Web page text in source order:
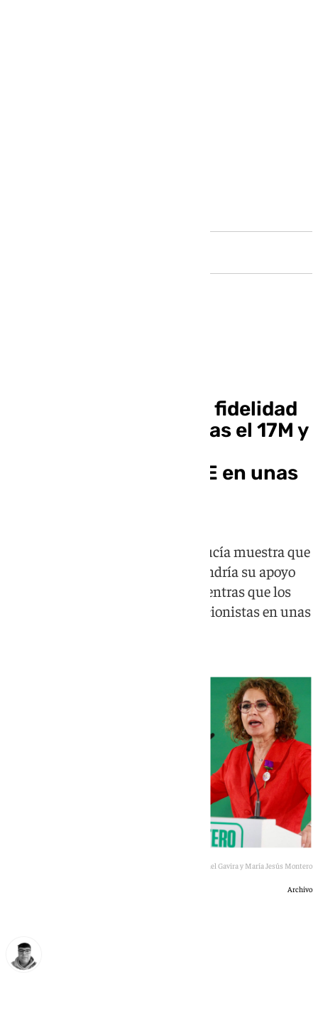
El CIS refleja una alta fidelidad
de voto en PP y Vox tras el 17M y
movilización del PSOE en unas
El estudio postelectoral de Andalucía muestra que
la mayoría de los votantes mantendría su apoyo
en unas nuevas autonómicas, mientras que los
socialistas captarían más abstencionistas en unas
Imagen de Juanma Moreno, Manuel Gavira y María Jesús Montero
Archivo